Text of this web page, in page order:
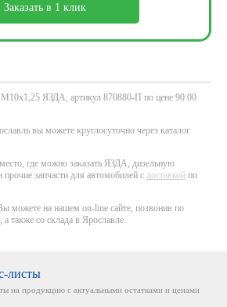
Заказать в 1 клик
М10х1,25 ЯЗДА, артикул 870880-П по цене 90.00
вы можете круглосуточно через каталог
где можно заказать ЯЗДА, дизельную
запчасти для автомобилей с доставкой по
можете на нашем on-line сайте, позвонив по
также со склада в Ярославле.
листы
на продукцию с актуальными остатками и ценами